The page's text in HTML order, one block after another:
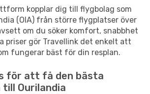
kopplar dig till flygbolag som
(OIA) från större flygplatser över
om du söker komfort, snabbhet
priser gör Travellink det enkelt att
fungerar bäst för din resplan.
för att få den bästa
Ourilandia